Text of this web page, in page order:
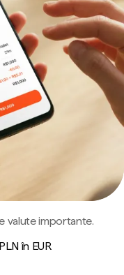
valute importante.
PLN în EUR